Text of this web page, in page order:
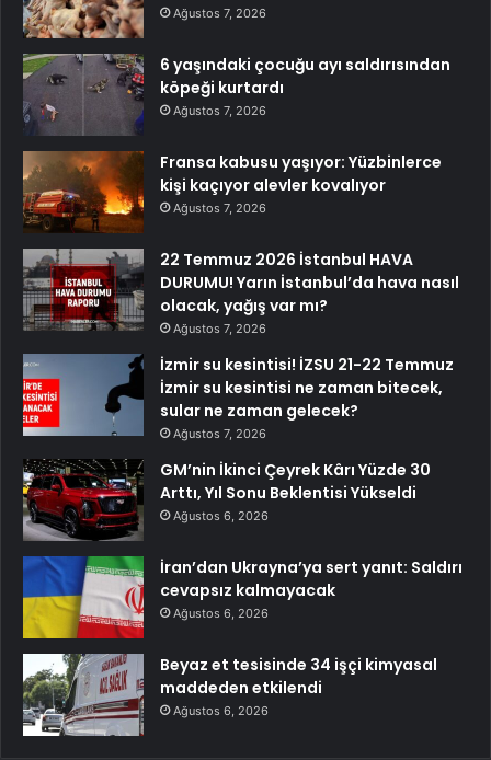
Ağustos 7, 2026
6 yaşındaki çocuğu ayı saldırısından
köpeği kurtardı
Ağustos 7, 2026
Fransa kabusu yaşıyor: Yüzbinlerce
kişi kaçıyor alevler kovalıyor
Ağustos 7, 2026
22 Temmuz 2026 İstanbul HAVA
DURUMU! Yarın İstanbul’da hava nasıl
olacak, yağış var mı?
Ağustos 7, 2026
İzmir su kesintisi! İZSU 21-22 Temmuz
İzmir su kesintisi ne zaman bitecek,
sular ne zaman gelecek?
Ağustos 7, 2026
GM’nin İkinci Çeyrek Kârı Yüzde 30
Arttı, Yıl Sonu Beklentisi Yükseldi
Ağustos 6, 2026
İran’dan Ukrayna’ya sert yanıt: Saldırı
cevapsız kalmayacak
Ağustos 6, 2026
Beyaz et tesisinde 34 işçi kimyasal
maddeden etkilendi
Ağustos 6, 2026